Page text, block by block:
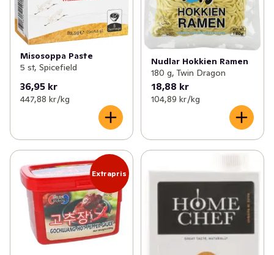
Misosoppa Paste
5 st, Spicefield
36,95 kr
447,88 kr /kg
Nudlar Hokkien Ramen
180 g, Twin Dragon
18,88 kr
104,89 kr /kg
Extrapris